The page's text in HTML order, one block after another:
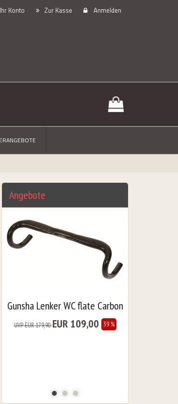
Ihr Konto Zur Kasse Anmelden
Angebote
Gunsha Lenker WC flate Carbon
UVP EUR 179,90EUR 109,00 39 %